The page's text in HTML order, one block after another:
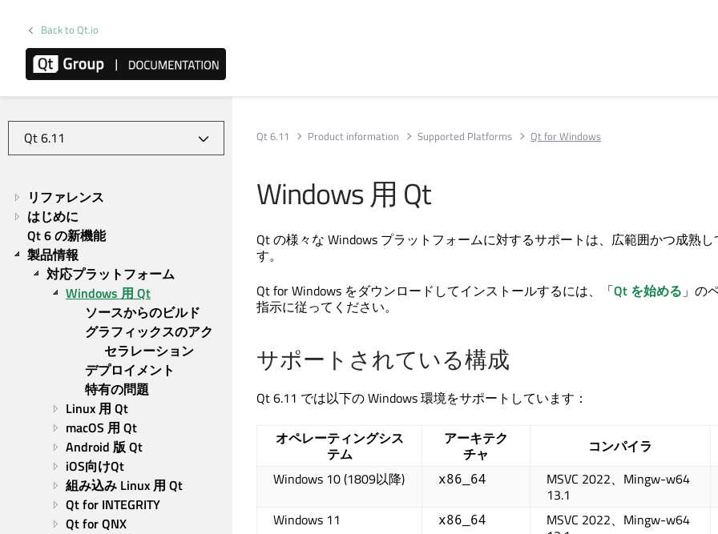
Back to Qt.io
リファレンス
はじめに
Qt 6 の新機能
製品情報
対応プラットフォーム
Windows 用 Qt
ソースからのビルド
グラフィックスのアク
セラレーション
デプロイメント
特有の問題
Linux 用 Qt
macOS 用 Qt
Android 版 Qt
iOS向けQt
組み込み Linux 用 Qt
Qt for INTEGRITY
Qt for QNX
Qt 6.11 Product information Supported Platforms Qt for Windows
Windows 用 Qt
Qt の様々な Windows プラットフォームに対するサポートは、広範囲かつ成熟し
す。
Qt for Windows をダウンロードしてインストールするには、「Qt を始める」の
指示に従ってください。
サポートされている構成
Qt 6.11 では以下の Windows 環境をサポートしています：
オペレーティングシス
テム
アーキテク
チャ
コンパイラ
Windows 10 (1809以降)
x86_64
MSVC 2022、Mingw-w64
13.1
Windows 11
x86_64
MSVC 2022、Mingw-w64